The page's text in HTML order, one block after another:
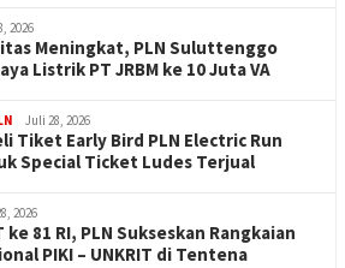
2026
Meningkat, PLN Suluttenggo
Listrik PT JRBM ke 10 Juta VA
Juli 28, 2026
Tiket Early Bird PLN Electric Run
Special Ticket Ludes Terjual
2026
81 RI, PLN Sukseskan Rangkaian
PIKI – UNKRIT di Tentena